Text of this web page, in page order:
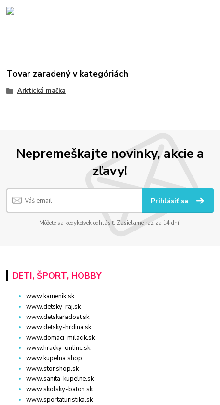
Tovar zaradený v kategóriách
Arktická mačka
Nepremeškajte novinky, akcie a
zľavy!
Prihlásiť sa
Môžete sa kedykoľvek odhlásiť. Zasielame raz za 14 dní.
DETI, ŠPORT, HOBBY
www.kamenik.sk
www.detsky-raj.sk
www.detskaradost.sk
www.detsky-hrdina.sk
www.domaci-milacik.sk
www.hracky-online.sk
www.kupelna.shop
www.stonshop.sk
www.sanita-kupelne.sk
www.skolsky-batoh.sk
www.sportaturistika.sk